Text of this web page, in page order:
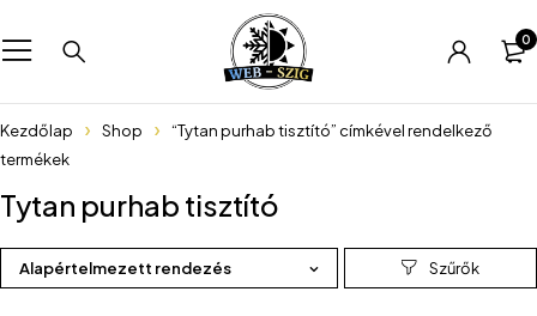
0
Kezdőlap Shop
“Tytan purhab tisztító” címkével rendelkező
termékek
Tytan purhab tisztító
Alapértelmezett rendezés